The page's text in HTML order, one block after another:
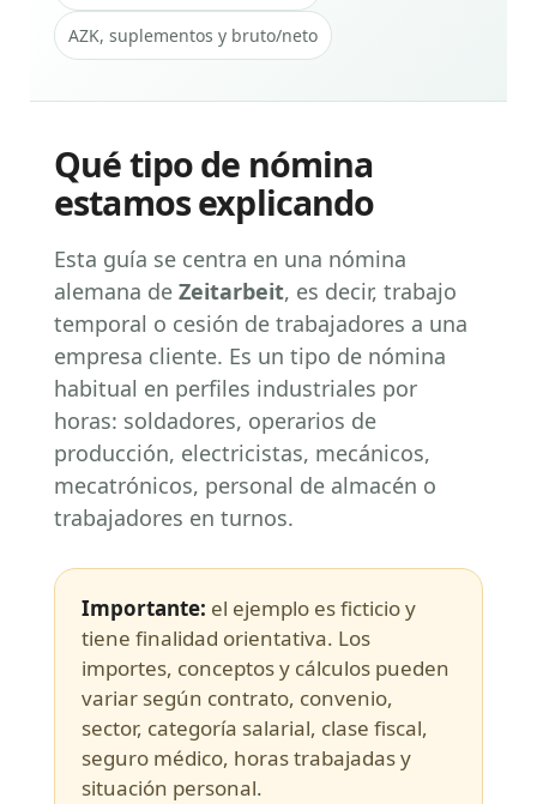
AZK, suplementos y bruto/neto
Qué tipo de nómina
estamos explicando
Esta guía se centra en una nómina
alemana de Zeitarbeit, es decir, trabajo
temporal o cesión de trabajadores a una
empresa cliente. Es un tipo de nómina
habitual en perfiles industriales por
horas: soldadores, operarios de
producción, electricistas, mecánicos,
mecatrónicos, personal de almacén o
trabajadores en turnos.
Importante: el ejemplo es ficticio y
tiene finalidad orientativa. Los
importes, conceptos y cálculos pueden
variar según contrato, convenio,
sector, categoría salarial, clase fiscal,
seguro médico, horas trabajadas y
situación personal.